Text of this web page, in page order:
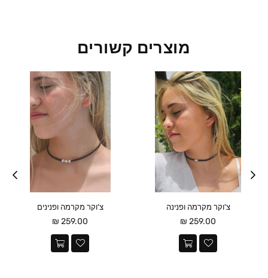
מוצרים קשורים
צ'וקר מקרמה ופנינה
מחיר
259.00 ₪
צ'וקר מקרמה ופנינים
מחיר
259.00 ₪